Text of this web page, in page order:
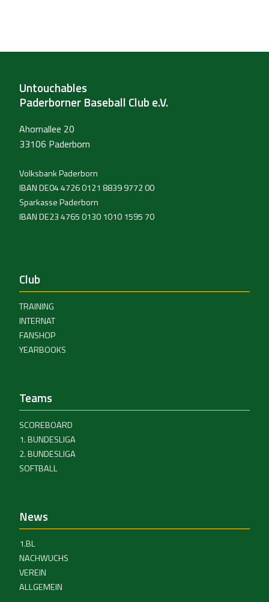
Untouchables
Paderborner Baseball Club e.V.
Ahornallee 20
33106 Paderborn
Volksbank Paderborn
IBAN DE04 4726 0121 8839 9772 00
Sparkasse Paderborn
IBAN DE23 4765 0130 1010 1595 70
Club
TRAINING
INTERNAT
FANSHOP
YEARBOOKS
Teams
SCOREBOARD
1. BUNDESLIGA
2. BUNDESLIGA
SOFTBALL
News
1.BL
NACHWUCHS
VEREIN
ALLGEMEIN